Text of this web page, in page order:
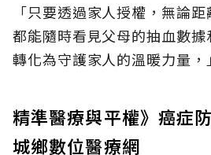
「只要透過家人授權，無論
都能隨時看見父母的抽血數
轉化為守護家人的溫暖力量，
精準醫療與平權》癌症
城鄉數位醫療網